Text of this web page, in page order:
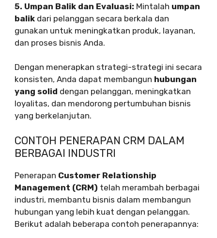
5. Umpan Balik dan Evaluasi: Mintalah umpan
balik dari pelanggan secara berkala dan
gunakan untuk meningkatkan produk, layanan,
dan proses bisnis Anda.
Dengan menerapkan strategi-strategi ini secara
konsisten, Anda dapat membangun hubungan
yang solid dengan pelanggan, meningkatkan
loyalitas, dan mendorong pertumbuhan bisnis
yang berkelanjutan.
CONTOH PENERAPAN CRM DALAM
BERBAGAI INDUSTRI
Penerapan Customer Relationship
Management (CRM) telah merambah berbagai
industri, membantu bisnis dalam membangun
hubungan yang lebih kuat dengan pelanggan.
Berikut adalah beberapa contoh penerapannya: